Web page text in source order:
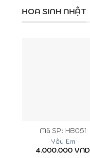
HOA SINH NHẬT
Mã SP: HB051
Yêu Em
4.000.000 VND